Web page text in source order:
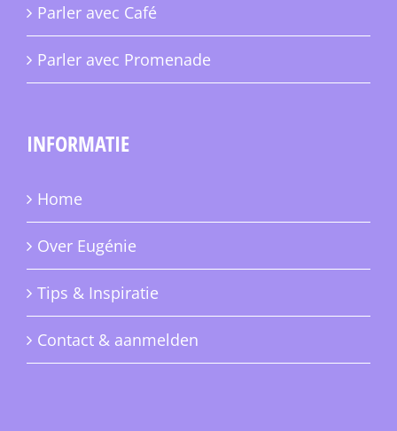
Parler avec Café
Parler avec Promenade
INFORMATIE
Home
Over Eugénie
Tips & Inspiratie
Contact & aanmelden